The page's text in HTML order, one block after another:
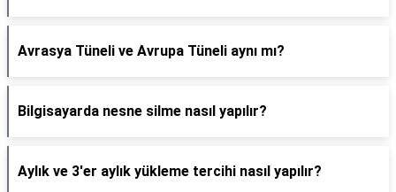
Avrasya Tüneli ve Avrupa Tüneli aynı mı?
Bilgisayarda nesne silme nasıl yapılır?
Aylık ve 3'er aylık yükleme tercihi nasıl yapılır?